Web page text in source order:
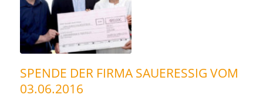
SPENDE DER FIRMA SAUERESSIG VOM
03.06.2016